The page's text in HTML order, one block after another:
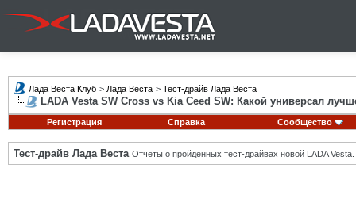
Лада Веста Клуб > Лада Веста > Тест-драйв Лада Веста
LADA Vesta SW Cross vs Kia Ceed SW: Какой универсал
Регистрация Справка Сообщество
Тест-драйв Лада Веста Отчеты о пройденных тест-драйвах новой LADA Vesta.